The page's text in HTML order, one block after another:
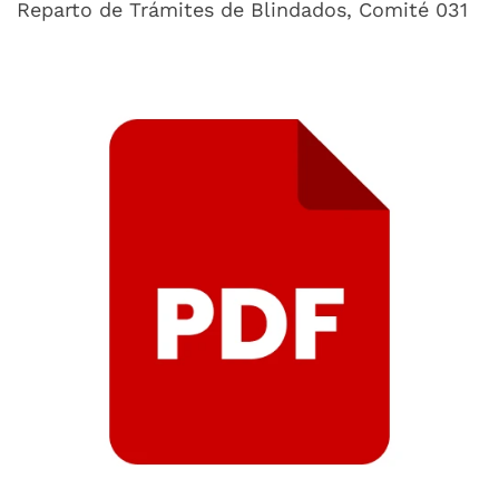
Reparto de Trámites de Blindados, Comité 031